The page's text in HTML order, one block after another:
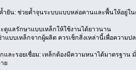
ำยัน: ช่วยค้ำจุนระบบแบบหล่อคานและพื้นให้อยู่ใ
ดูแลรักษาแบบเหล็กให้ใช้งานได้ยาวนาน
แบบเหล็กจากผู้ผลิต ควรเช็กสิ่งเหล่านี้เพื่อความป
และรอยเชื่อม: เหล็กต้องมีความหนาได้มาตรฐา
ย